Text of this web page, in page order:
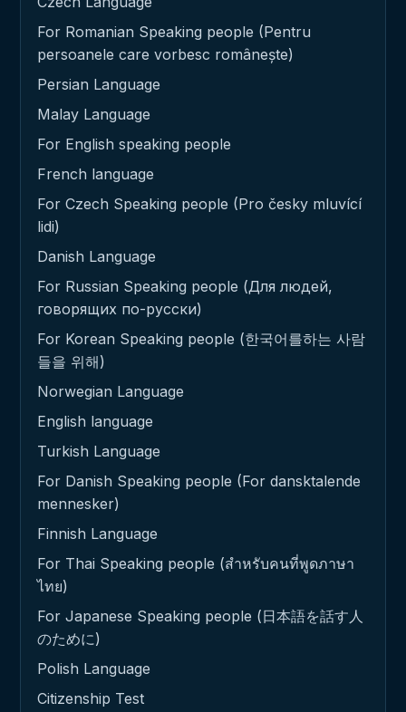
For Romanian Speaking people (Pentru
persoanele care vorbesc românește)
Persian Language
Malay Language
For English speaking people
French language
For Czech Speaking people (Pro česky mluvící
lidi)
Danish Language
For Russian Speaking people (Для людей,
говорящих по-русски)
For Korean Speaking people (한국어를하는 사람
들을 위해)
Norwegian Language
English language
Turkish Language
For Danish Speaking people (For dansktalende
mennesker)
Finnish Language
For Thai Speaking people (สำหรับคนที่พูดภาษา
ไทย)
For Japanese Speaking people (日本語を話す人
のために)
Polish Language
Citizenship Test